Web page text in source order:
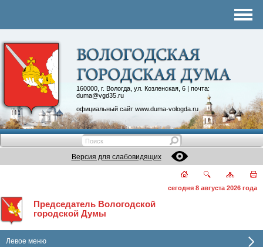
160000, г. Вологда, ул. Козленская, 6 | почта:
duma@vgd35.ru
официальный сайт www.duma-vologda.ru
Контакты
Депутатские объединения
Версия для слабовидящих
сегодня 8 августа 2026 года
Председатель Вологодской
городской Думы
Левое меню